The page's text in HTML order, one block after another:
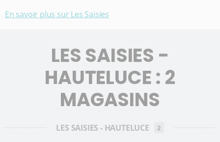
En savoir plus sur Les Saisies
LES SAISIES -
HAUTELUCE : 2
MAGASINS
LES SAISIES - HAUTELUCE 2